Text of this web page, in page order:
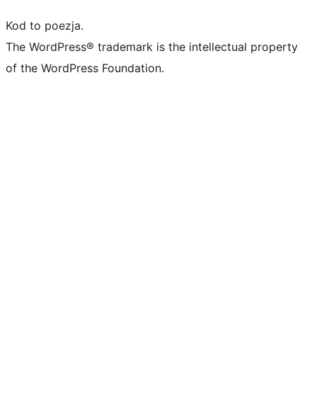
Kod to poezja.
The WordPress® trademark is the intellectual property
of the WordPress Foundation.